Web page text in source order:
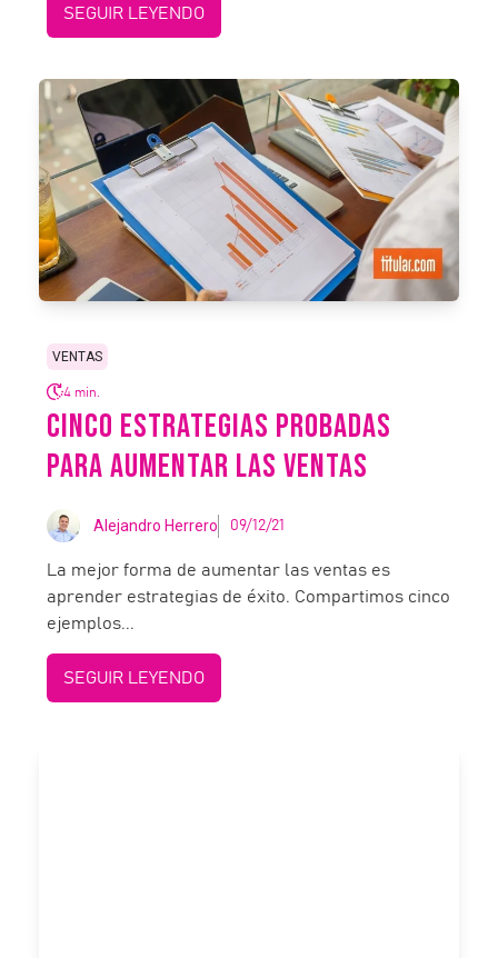
SEGUIR LEYENDO
VENTAS
4 min.
CINCO ESTRATEGIAS PROBADAS
PARA AUMENTAR LAS VENTAS
Alejandro Herrero 09/12/21
La mejor forma de aumentar las ventas es
aprender estrategias de éxito. Compartimos cinco
ejemplos...
SEGUIR LEYENDO